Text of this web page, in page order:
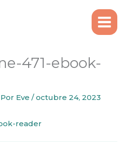
471-ebook-
Eve /octubre 24, 2023
reader